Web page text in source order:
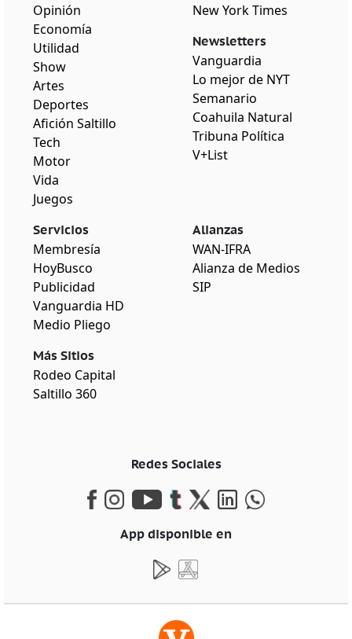
Opinión
Economía
Utilidad
Show
Artes
Deportes
Afición Saltillo
Tech
Motor
Vida
Juegos
New York Times
Newsletters
Vanguardia
Lo mejor de NYT
Semanario
Coahuila Natural
Tribuna Política
V+List
Servicios
Membresía
HoyBusco
Publicidad
Vanguardia HD
Medio Pliego
Más Sitios
Rodeo Capital
Saltillo 360
Alianzas
WAN-IFRA
Alianza de Medios
SIP
Redes Sociales
App disponible en